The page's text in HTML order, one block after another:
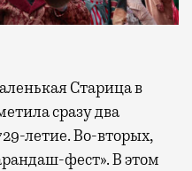
сразу два
летие. Во-вторых,
фест». В этом